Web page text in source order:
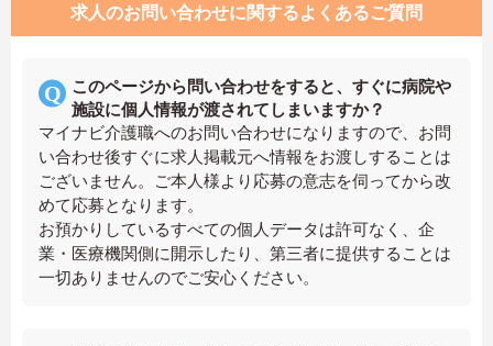
求人のお問い合わせに関するよくあるご質問
このページから問い合わせをすると、すぐに病院や
施設に個人情報が渡されてしまいますか？
マイナビ介護職へのお問い合わせになりますので、お問
い合わせ後すぐに求人掲載元へ情報をお渡しすることは
ございません。ご本人様より応募の意志を伺ってから改
めて応募となります。
お預かりしているすべての個人データは許可なく、企
業・医療機関側に開示したり、第三者に提供することは
一切ありませんのでご安心ください。